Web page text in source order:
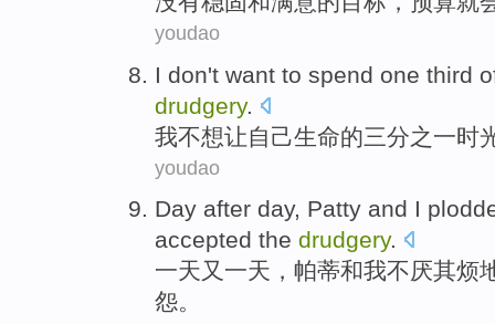
youdao
I don't want to spend one third
drudgery.
我不想让自己生命的三分之一时
youdao
Day after day, Patty and I
accepted the drudgery.
一天又 一天， 帕蒂和我不厌其烦
怨。